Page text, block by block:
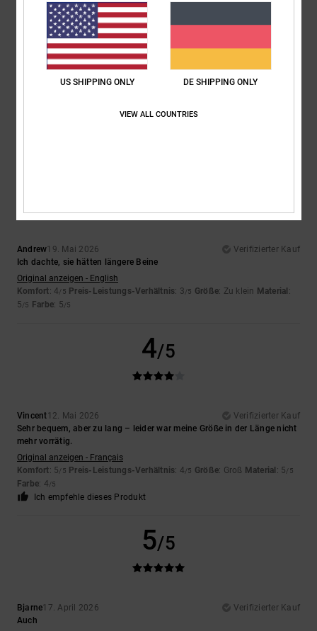
/5
1. Juli 2026
Verifizierter Kauf
Gutes Preis-Leistungs-Verhältnis
Preis-Leistungs-Verhältnis: 5/5 Größe
Andrew19. Mai 2026
Verifizierter Kauf
Ich dachte, sie hätten längere Beine
Original anzeigen - English
Komfort: 4/5 Preis-Leistungs-Verhältnis: 3/5 Größe: Zu klein Material :
5/5 Farbe: 5/5
4/5
Vincent12. Mai 2026
Verifizierter Kauf
Sehr bequem, aber zu lang – leider war meine Größe in der Länge nicht
mehr vorrätig.
Original anzeigen - Français
Komfort: 5/5 Preis-Leistungs-Verhältnis: 4/5 Größe: Groß Material : 5/5
Farbe: 4/5
Ich empfehle dieses Produkt
5/5
Bjarne17. April 2026
Verifizierter Kauf
Auch
US SHIPPING ONLY DE SHIPPING ONLY
VIEW ALL COUNTRIES